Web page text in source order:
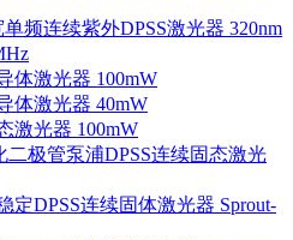
频连续紫外DPSS激光器 320nm
体激光器 100mW
体激光器 40mW
激光器 100mW
二极管泵浦DPSS连续固态激光
定DPSS连续固体激光器 Sprout-